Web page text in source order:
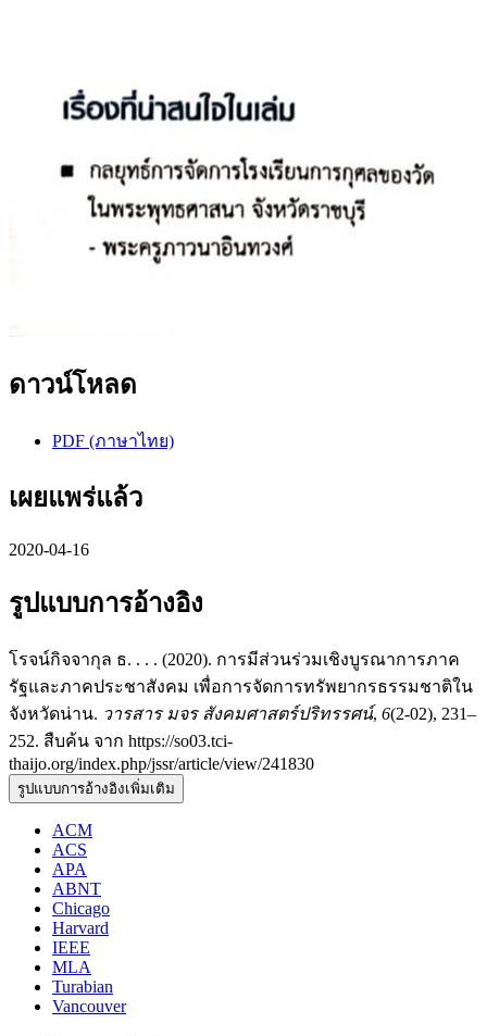
ดาวน์โหลด
PDF (ภาษาไทย)
เผยแพร่แล้ว
2020-04-16
รูปแบบการอ้างอิง
โรจน์กิจจากุล ธ. . . . (2020). การมีส่วนร่วมเชิงบูรณาการภาค
รัฐและภาคประชาสังคม เพื่อการจัดการทรัพยากรธรรมชาติใน
จังหวัดน่าน. วารสาร มจร สังคมศาสตร์ปริทรรศน์, 6(2-02), 231–
252. สืบค้น จาก https://so03.tci-
thaijo.org/index.php/jssr/article/view/241830
รูปแบบการอ้างอิงเพิ่มเติม
ACM
ACS
APA
ABNT
Chicago
Harvard
IEEE
MLA
Turabian
Vancouver